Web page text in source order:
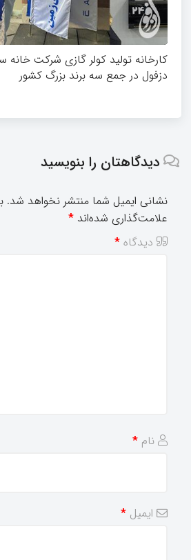
کارخانه تولید کولر گازی شرکت
دزفول در جمع سه برند بزرگ کشور
دیدگاهتان را بنویسید
نشانی ایمیل شما منتشر نخواهد شد.
علامت‌گذاری شده‌اند *
دیدگاه *
نام *
ایمیل *